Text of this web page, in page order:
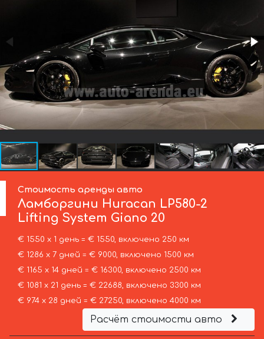
Стоимость аренды авто
Ламборгини Huracan LP580-2
Lifting System Giano 20
€ 1550 х 1 день = € 1550, включено 250 км
€ 1286 х 7 дней = € 9000, включено 1500 км
€ 1165 х 14 дней = € 16300, включено 2500 км
€ 1081 х 21 день = € 22688, включено 3300 км
€ 974 х 28 дней = € 27250, включено 4000 км
Расчёт стоимости авто